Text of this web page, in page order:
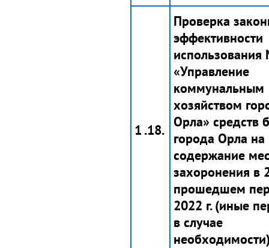
1 .18.
Проверка
эффективности
«Управление
коммунальным
хозяйством
Орла» средств
города Орла на
содержание
захоронения в
прошедшем
2022 г. (иные
в случае